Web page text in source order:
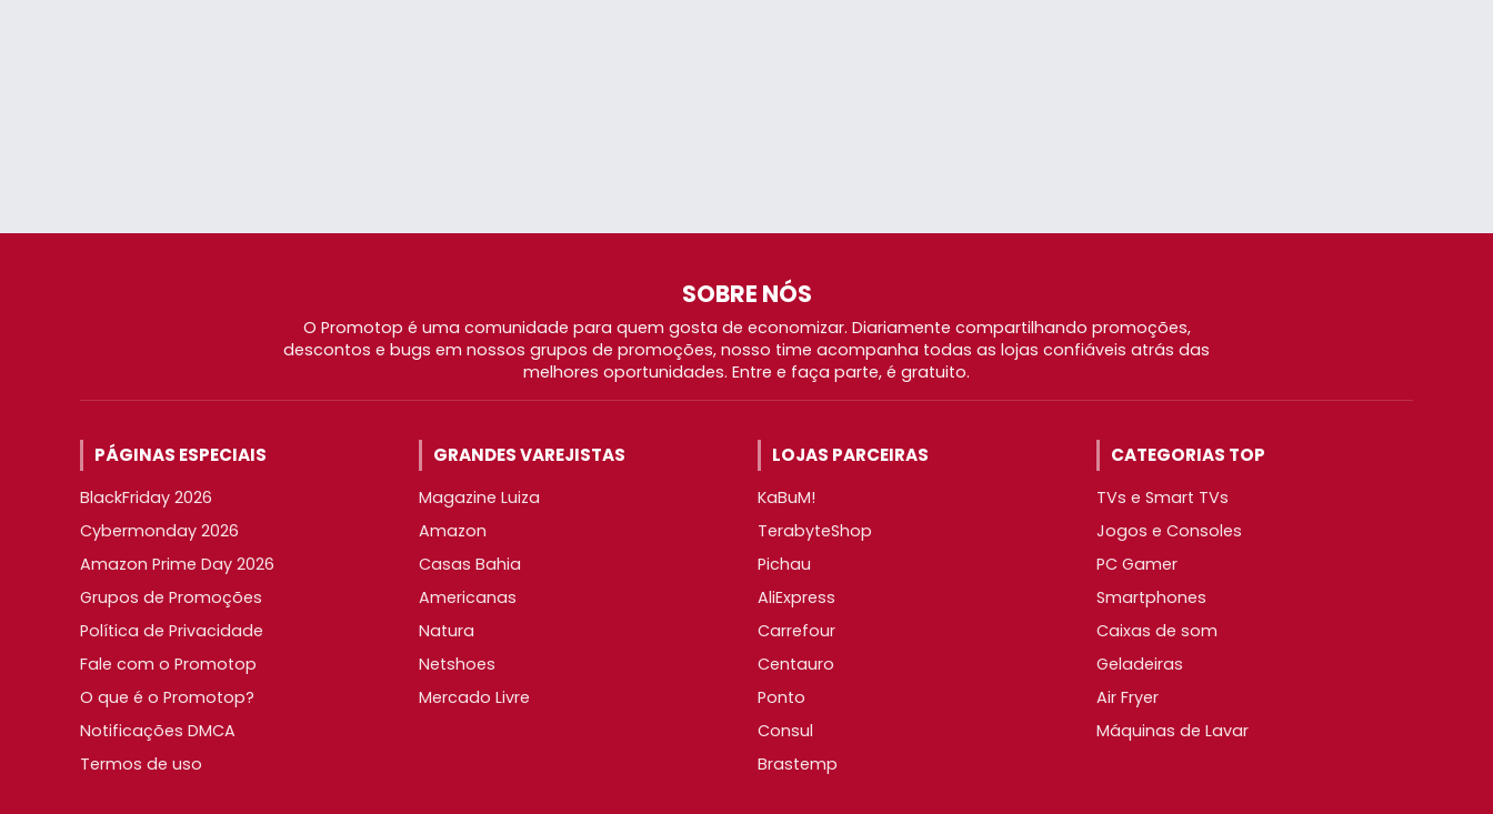
SOBRE NÓS
O Promotop é uma comunidade para quem gosta de economizar. Diariamente compartilhando promoções,
descontos e bugs em nossos grupos de promoções, nosso time acompanha todas as lojas confiáveis atrás das
melhores oportunidades. Entre e faça parte, é gratuito.
PÁGINAS ESPECIAIS
BlackFriday 2026
Cybermonday 2026
Amazon Prime Day 2026
Grupos de Promoções
Política de Privacidade
Fale com o Promotop
O que é o Promotop?
Notificações DMCA
Termos de uso
GRANDES VAREJISTAS
Magazine Luiza
Amazon
Casas Bahia
Americanas
Natura
Netshoes
Mercado Livre
LOJAS PARCEIRAS
KaBuM!
TerabyteShop
Pichau
AliExpress
Carrefour
Centauro
Ponto
Consul
Brastemp
CATEGORIAS TOP
TVs e Smart TVs
Jogos e Consoles
PC Gamer
Smartphones
Caixas de som
Geladeiras
Air Fryer
Máquinas de Lavar